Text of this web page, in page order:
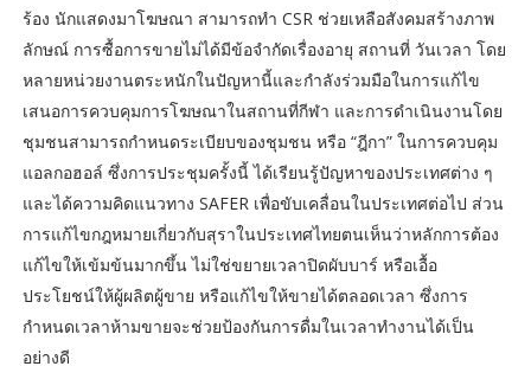
ร้อง นักแสดงมาโฆษณา สามารถทำ CSR ช่วยเหลือสังคมสร้างภาพ
ลักษณ์ การซื้อการขายไม่ได้มีข้อจำกัดเรื่องอายุ สถานที่ วันเวลา โดย
หลายหน่วยงานตระหนักในปัญหานี้และกำลังร่วมมือในการแก้ไข
เสนอการควบคุมการโฆษณาในสถานที่กีฬา และการดำเนินงานโดย
ชุมชนสามารถกำหนดระเบียบของชุมชน หรือ “ฎีกา” ในการควบคุม
แอลกอฮอล์ ซึ่งการประชุมครั้งนี้ ได้เรียนรู้ปัญหาของประเทศต่าง ๆ
และได้ความคิดแนวทาง SAFER เพื่อขับเคลื่อนในประเทศต่อไป ส่วน
การแก้ไขกฎหมายเกี่ยวกับสุราในประเทศไทยตนเห็นว่าหลักการต้อง
แก้ไขให้เข้มข้นมากขึ้น ไม่ใช่ขยายเวลาปิดผับบาร์ หรือเอื้อ
ประโยชน์ให้ผู้ผลิตผู้ขาย หรือแก้ไขให้ขายได้ตลอดเวลา ซึ่งการ
กำหนดเวลาห้ามขายจะช่วยป้องกันการดื่มในเวลาทำงานได้เป็น
อย่างดี